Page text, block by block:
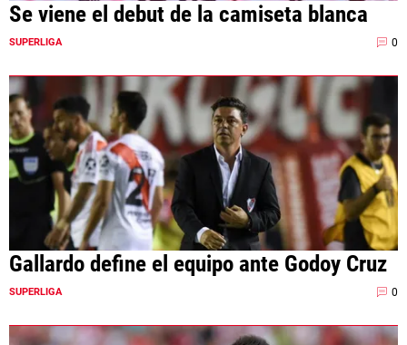
Se viene el debut de la camiseta blanca
SUPERLIGA 0
Gallardo define el equipo ante Godoy Cruz
SUPERLIGA 0